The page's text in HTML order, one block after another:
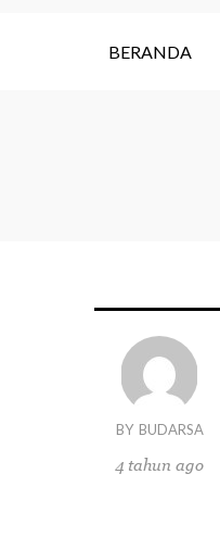
BERANDA
BY BUDARSA
4 tahun ago